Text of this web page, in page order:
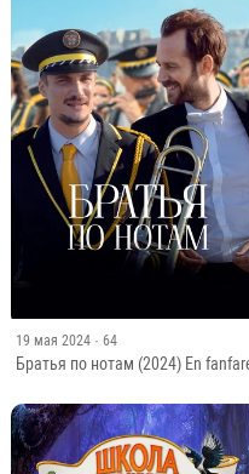
19 мая 2024 · 64
Братья по нотам (2024) En